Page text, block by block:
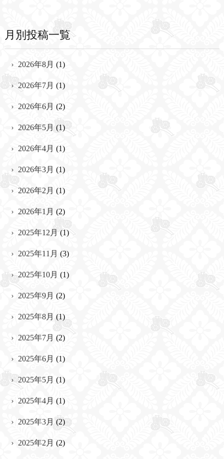
月別投稿一覧
2026年8月 (1)
2026年7月 (1)
2026年6月 (2)
2026年5月 (1)
2026年4月 (1)
2026年3月 (1)
2026年2月 (1)
2026年1月 (2)
2025年12月 (1)
2025年11月 (3)
2025年10月 (1)
2025年9月 (2)
2025年8月 (1)
2025年7月 (2)
2025年6月 (1)
2025年5月 (1)
2025年4月 (1)
2025年3月 (2)
2025年2月 (2)